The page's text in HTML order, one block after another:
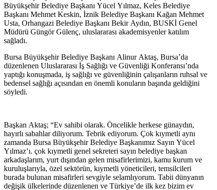
Büyükşehir Belediye Başkanı Yücel Yılmaz, Keles Belediye
Başkanı Mehmet Keskin, İznik Belediye Başkanı Kağan Mehmet
Usta, Orhangazi Belediye Başkanı Bekir Aydın, BUSKİ Genel
Müdürü Güngör Gülenç, uluslararası akademisyenler katılım
sağladı.
Bursa Büyükşehir Belediye Başkanı Alinur Aktaş, Bursa’da
düzenlenen Uluslararası İş Sağlığı ve Güvenliği Konferansı’nda
yaptığı konuşmada, iş sağlığı ve güvenliğinin çalışanların ruhsal ve
bedensel sağlığı açısından en önemli konuların başında geldiğini
söyledi.
Başkan Aktaş; “Ev sahibi olarak. Öncelikle herkese günaydın,
hayırlı sabahlar diliyorum. Tebrik ediyorum. Çok kıymetli aynı
zamanda Bursa Büyükşehir Belediye Başkanımız Sayın Yücel
Yılmaz’ı. çok kıymetli genel sekreteri sayın belediye başkan
arkadaşlarım, yurt dışından gelen misafirlerimizi, kamu kurum ve
kuruluşlarıyla, özel sektörün, kıymetli yöneticileri, temsilcileri
burada bulunan misafirleri sevgiyle selamlıyorum. Tabii dünyanın
değişik ülkelerinde düzenlenen ve Türkiye’de ilk kez bizim ev